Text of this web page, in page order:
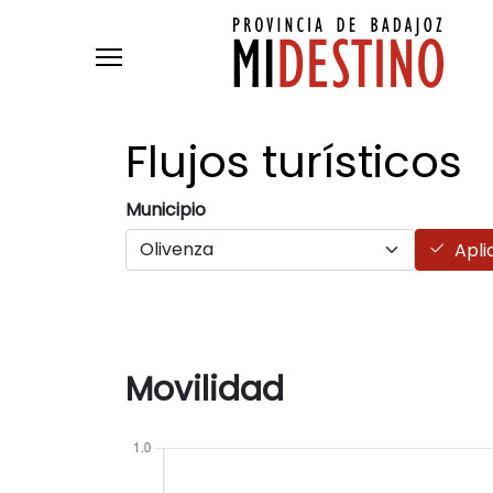
Pasar al contenido principal
Flujos turísticos
Municipio
Movilidad